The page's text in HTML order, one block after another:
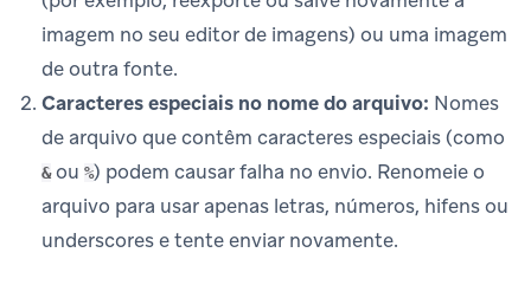
imagem no seu editor de imagens) ou uma imagem
de outra fonte.
Caracteres especiais no nome do arquivo: Nomes
de arquivo que contêm caracteres especiais (como
&ou %) podem causar falha no envio. Renomeie o
arquivo para usar apenas letras, números, hifens ou
underscores e tente enviar novamente.